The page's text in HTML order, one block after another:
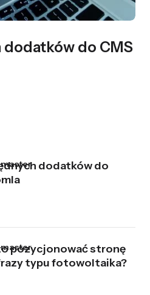
dodatków do CMS
dodatków do
pozycjonować stronę
typu fotowoltaika?